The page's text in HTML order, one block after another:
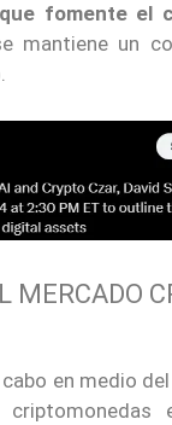
fomente el
mantiene un
MERCADO
en medio